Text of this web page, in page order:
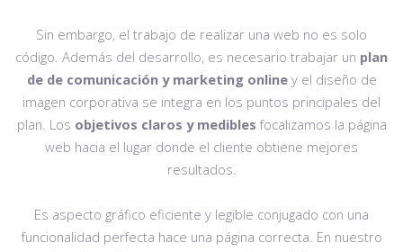
Sin embargo, el trabajo de realizar una web no es solo
código. Además del desarrollo, es necesario trabajar un plan
de de comunicación y marketing onliney el diseño de
imagen corporativa se integra en los puntos principales del
plan. Los objetivos claros y medibles focalizamos la página
web hacia el lugar donde el cliente obtiene mejores
resultados.
Es aspecto gráfico eficiente y legible conjugado con una
funcionalidad perfecta hace una página correcta. En nuestro